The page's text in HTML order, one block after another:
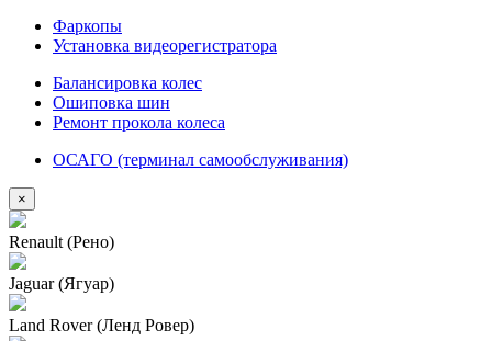
Фаркопы
Установка видеорегистратора
Балансировка колес
Ошиповка шин
Ремонт прокола колеса
ОСАГО (терминал самообслуживания)
×
Renault (Рено)
Jaguar (Ягуар)
Land Rover (Ленд Ровер)